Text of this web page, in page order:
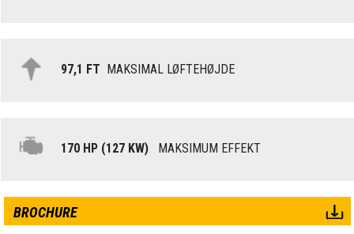
97,1 FT MAKSIMAL LØFTEHØJDE
170 HP (127 KW) MAKSIMUM EFFEKT
BROCHURE